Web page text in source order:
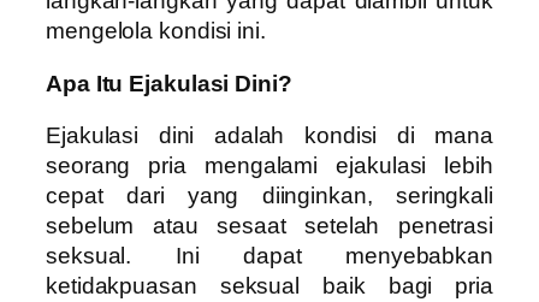
mengelola kondisi ini.
Apa Itu Ejakulasi Dini?
Ejakulasi dini adalah kondisi di mana
seorang pria mengalami ejakulasi lebih
cepat dari yang diinginkan, seringkali
sebelum atau sesaat setelah penetrasi
seksual. Ini dapat menyebabkan
ketidakpuasan seksual baik bagi pria